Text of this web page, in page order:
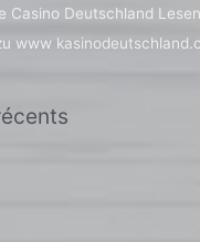
Casino Deutschland
www